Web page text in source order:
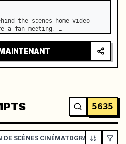
the-scenes home video
a fan meeting. …
5635
DE SCÈNES CINÉMATOGRAPHIQUES